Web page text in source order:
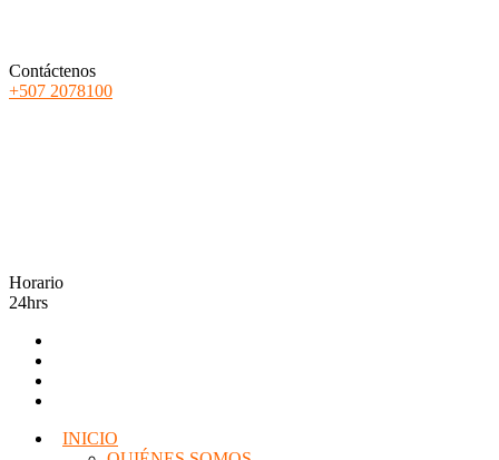
Contáctenos
+507 2078100
Horario
24hrs
INICIO